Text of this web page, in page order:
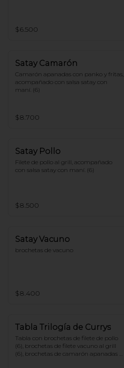
$6.500
Satay Camarón
Camarón apanadas con panko y fritas,
acompañado con salsa satay con
maní. (6)
$8.700
Satay Pollo
Filete de pollo al grill, acompañado
con salsa satay con maní. (6)
$8.500
Satay Vacuno
brochetas de vacuno
$8.400
Tabla Trilogía de Currys
Tabla con brochetas de filete de pollo
(6), brochetas de filete vacuno al grill
(6), brochetas de camarón apanadas